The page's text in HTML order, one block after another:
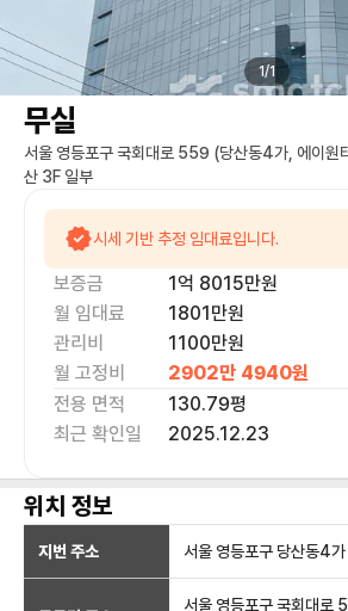
1/1
에이원타워 당산임대 | 영
무실
서울 영등포구 국회대로 559 (당산동4가, 에이원
산 3F 일부
시세 기반 추정 임대료입니다.
보증금 1억 8015만원
월 임대료
1801만원
관리비
1100만원
월 고정비
2902만 4940원
전용 면적
130.79평
최근 확인일
2025.12.23
위치 정보
지번 주소 서울 영등포구 당산동4
서울 영등포구 국회대로